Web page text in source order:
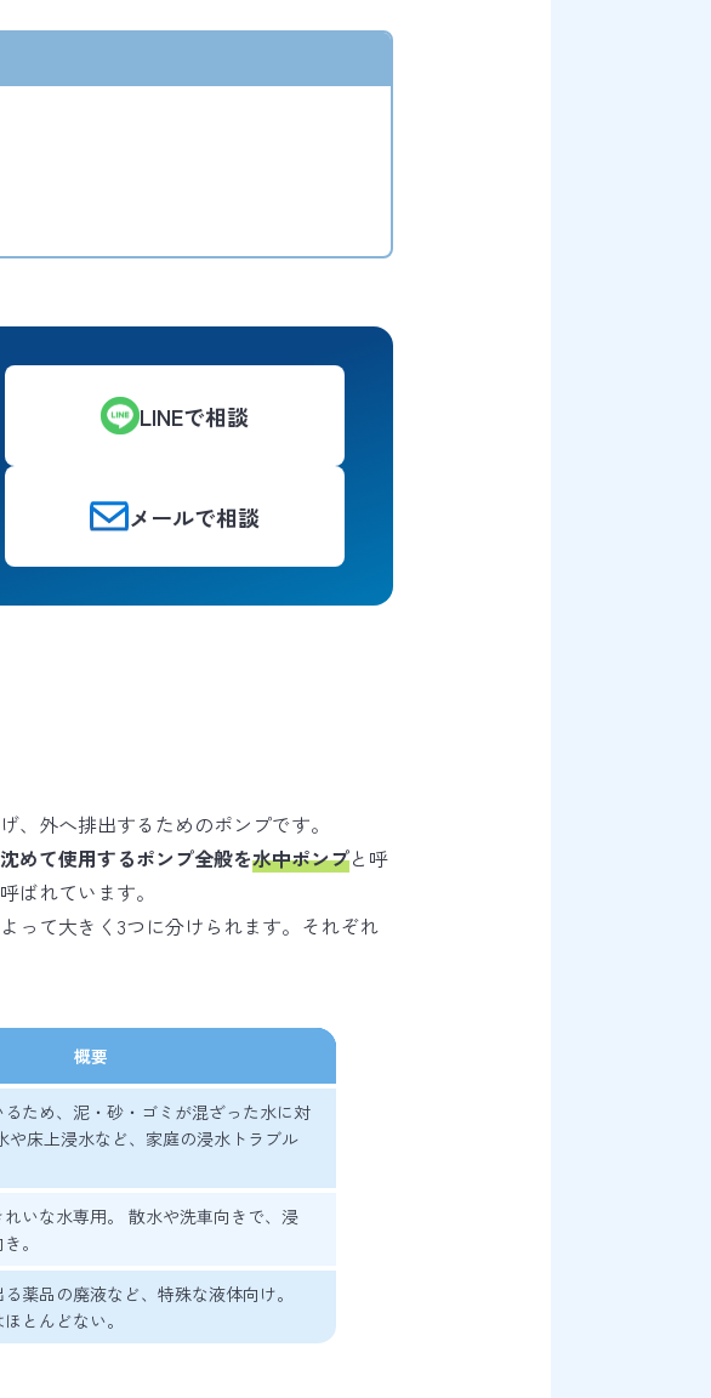
LINEで相談
メールで相談
外へ排出するためのポンプです。
めて使用するポンプ全般を水中ポンプと呼
ばれています。
って大きく3つに分けられます。それぞれ
概要
ため、泥・砂・ゴミが混ざった水に対
や床上浸水など、家庭の浸水トラブル
いな水専用。 散水や洗車向きで、浸
。
薬品の廃液など、特殊な液体向け。
とんどない。